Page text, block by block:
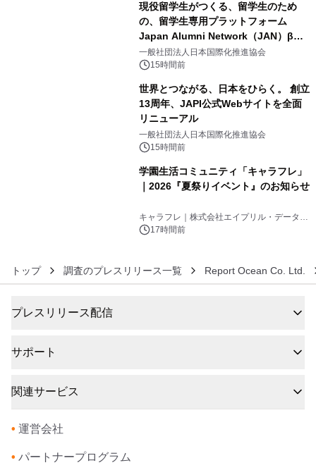
現役留学生がつくる、留学生のため
の、留学生専用プラットフォーム
Japan Alumni Network（JAN）β版
をリリース
一般社団法人日本国際化推進協会
15時間前
世界とつながる、日本をひらく。 創立
13周年、JAPI公式Webサイトを全面
リニューアル
一般社団法人日本国際化推進協会
15時間前
学園生活コミュニティ「キャラフレ」
｜2026『夏祭りイベント』のお知らせ
キャラフレ｜株式会社エイプリル・データ・
デザインズ
17時間前
トップ 調査のプレスリリース一覧 Report Ocean Co. Ltd.
プレスリリース配信
サポート
関連サービス
• 運営会社
• パートナープログラム